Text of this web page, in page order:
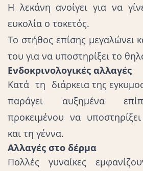
Η λεκάνη ανοίγει για να
ευκολία ο τοκετός.
Το στήθος επίσης μεγαλώνει
του για να υποστηρίξει το
Ενδοκρινολογικές αλλαγές
Κατά τη διάρκεια της
παράγει αυξημένα
προκειμένου να
και τη γέννα.
Αλλαγές στο δέρμα
Πολλές γυναίκες